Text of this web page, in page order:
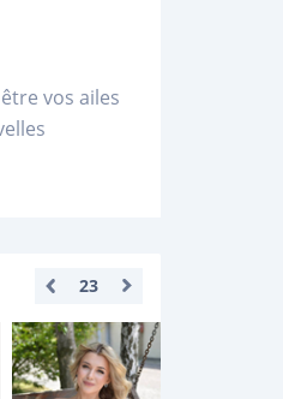
vos ailes
23